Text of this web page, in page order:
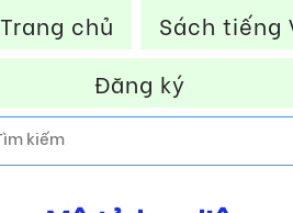
Trang chủ Sách tiếng
Đăng ký